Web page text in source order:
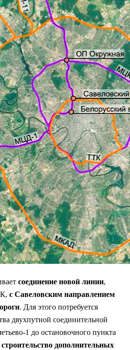
соединение новой линии,
с Савеловским направлением
. Для этого потребуется
двухпутной соединительной
1 до остановочного пункта
строительство дополнительных